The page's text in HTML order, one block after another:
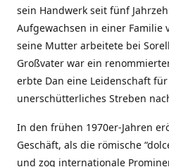
sein Handwerk seit fünf
Aufgewachsen in einer
seine Mutter arbeitete bei
Großvater war ein
erbte Dan eine Leidenschaft
unerschütterliches Streben
In den frühen 1970er-Jahren
Geschäft, als die römische
und zog internationale